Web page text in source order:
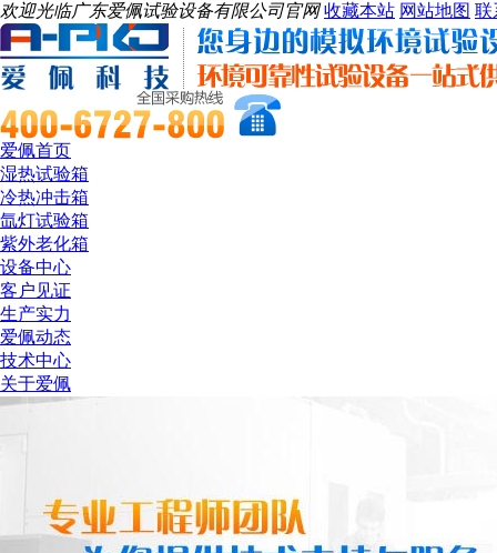
欢迎光临广东爱佩试验设备有限公司官网 收藏本站 网站地图 联
爱佩首页
湿热试验箱
冷热冲击箱
氙灯试验箱
紫外老化箱
设备中心
客户见证
生产实力
爱佩动态
技术中心
关于爱佩